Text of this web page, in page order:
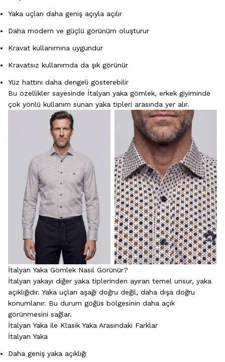
Yaka uçları daha geniş açıyla açılır
Daha modern ve güçlü görünüm oluşturur
Kravat kullanımına uygundur
Kravatsız kullanımda da şık görünür
Yüz hattını daha dengeli gösterebilir
Bu özellikler sayesinde İtalyan yaka gömlek, erkek giyiminde
çok yönlü kullanım sunan yaka tipleri arasında yer alır.
İtalyan Yaka Gömlek Nasıl Görünür?
İtalyan yakayı diğer yaka tiplerinden ayıran temel unsur, yaka
açıklığıdır. Yaka uçları aşağı doğru değil, daha dışa doğru
konumlanır. Bu durum göğüs bölgesinin daha açık
görünmesini sağlar.
İtalyan Yaka ile Klasik Yaka Arasındaki Farklar
İtalyan Yaka
Daha geniş yaka açıklığı